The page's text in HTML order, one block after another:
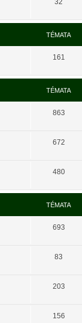
32
TÉMATA
161
TÉMATA
863
672
480
TÉMATA
693
83
203
156